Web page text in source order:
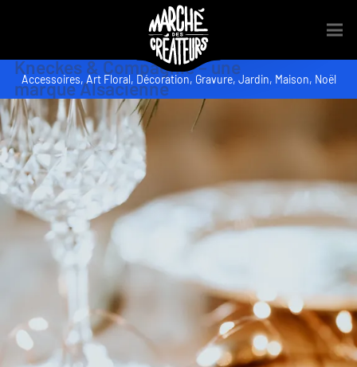
Kneckes & Compagnie – une
marque Alsacienne
Accessoires, Art Floral , Décoration, Gravure, Jardin, Maison, Noël